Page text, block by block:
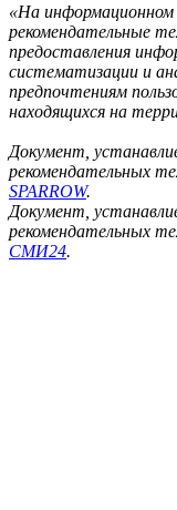
«На информационном
рекомендательные
предоставления
систематизации и
предпочтениям
находящихся на
Документ,
рекомендательных
SPARROW.
Документ,
рекомендательных
СМИ24.